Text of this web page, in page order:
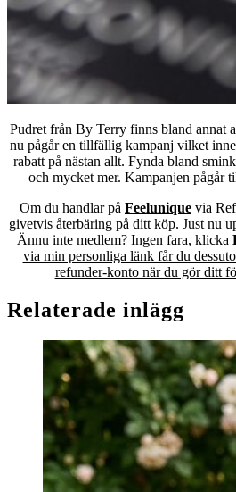
Pudret från By Terry finns bland annat
nu pågår en tillfällig kampanj vilket
rabatt på nästan allt. Fynda bland
och mycket mer. Kampanjen pågår
Om du handlar på Feelunique via
givetvis återbäring på ditt köp. Just nu
Ännu inte medlem? Ingen fara, klicka
via min personliga länk får du
refunder-konto när du gör ditt
Relaterade inlägg